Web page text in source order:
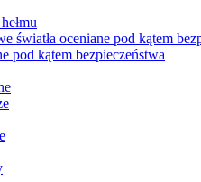
światła oceniane pod kątem
pod kątem bezpieczeństwa